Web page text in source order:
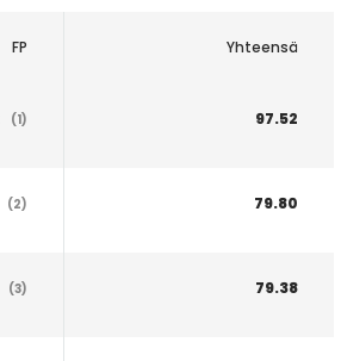
FP Yhteensä
(1) 97.52
(2) 79.80
(3) 79.38